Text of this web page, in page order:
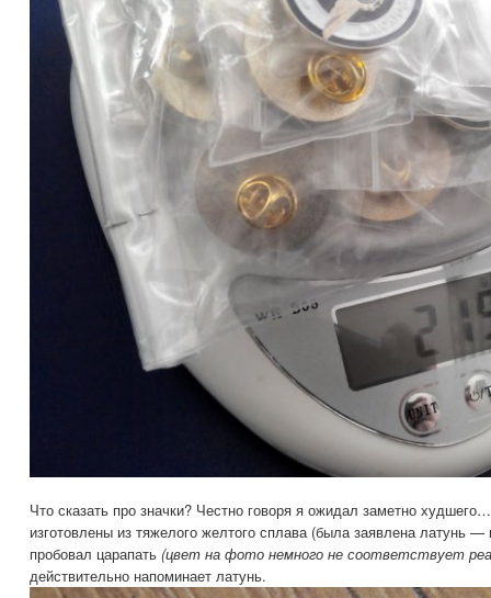
Что сказать про значки? Честно говоря я ожидал заметно
изготовлены из тяжелого желтого сплава (была заявлена латунь
пробовал царапать (цвет на фото немного не соответствует
действительно напоминает латунь.